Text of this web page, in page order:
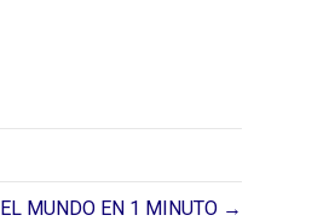
EL MUNDO EN 1 MINUTO →